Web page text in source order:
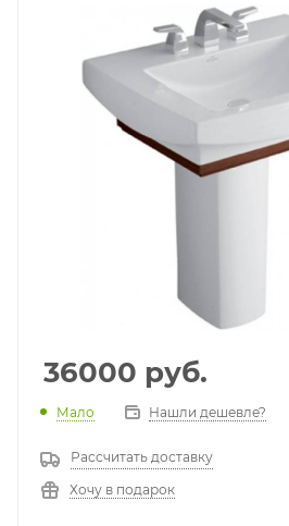
36000 руб.
Мало Нашли дешевле?
Рассчитать доставку
Хочу в подарок